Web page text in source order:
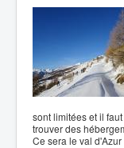
sont limitées et il
trouver des
Ce sera le val d'Azur